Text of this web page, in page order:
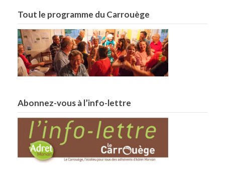
Tout le programme du Carrouège
Abonnez-vous à l’info-lettre